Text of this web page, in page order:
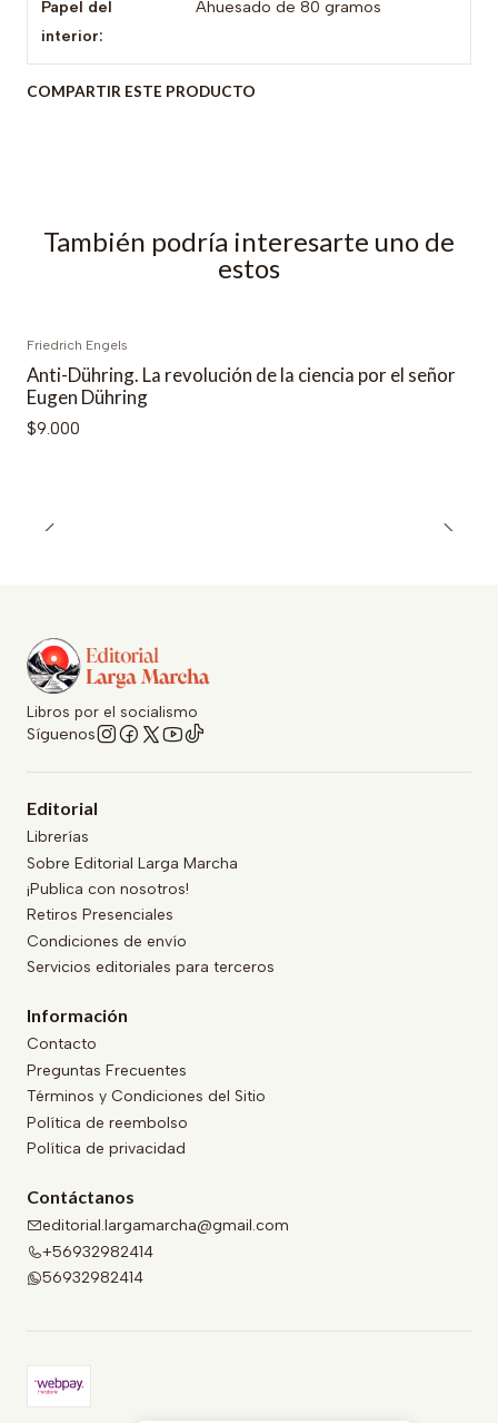
Papel del
interior:
Ahuesado de 80 gramos
COMPARTIR ESTE PRODUCTO
También podría interesarte uno de
estos
Friedrich Engels
Anti-Dühring. La revolución de la ciencia por el señor
Eugen Dühring
$9.000
Libros por el socialismo
Síguenos
Editorial
Librerías
Sobre Editorial Larga Marcha
¡Publica con nosotros!
Retiros Presenciales
Condiciones de envío
Servicios editoriales para terceros
Información
Contacto
Preguntas Frecuentes
Términos y Condiciones del Sitio
Política de reembolso
Política de privacidad
Contáctanos
editorial.largamarcha@gmail.com
+56932982414
56932982414